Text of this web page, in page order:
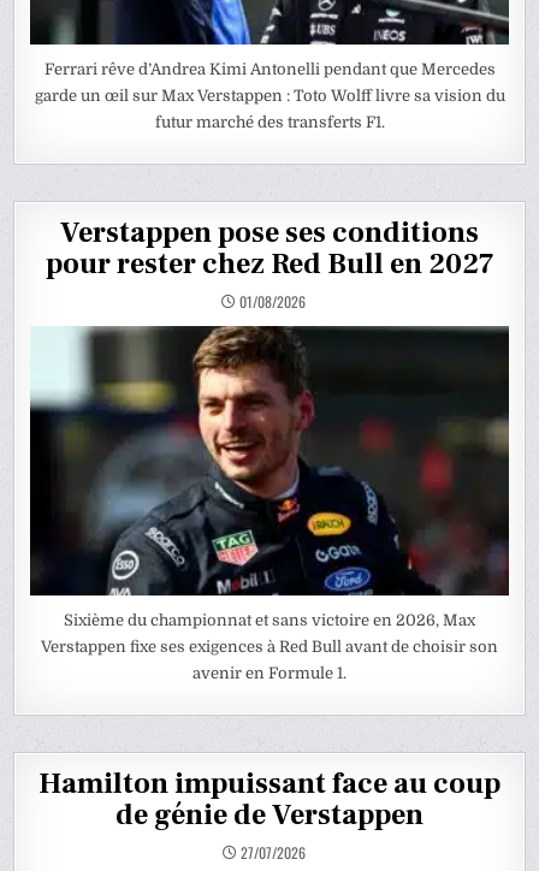
Ferrari rêve d’Andrea Kimi Antonelli pendant que Mercedes
garde un œil sur Max Verstappen : Toto Wolff livre sa vision du
futur marché des transferts F1.
Verstappen pose ses conditions
pour rester chez Red Bull en 2027
01/08/2026
Sixième du championnat et sans victoire en 2026, Max
Verstappen fixe ses exigences à Red Bull avant de choisir son
avenir en Formule 1.
Hamilton impuissant face au coup
de génie de Verstappen
27/07/2026